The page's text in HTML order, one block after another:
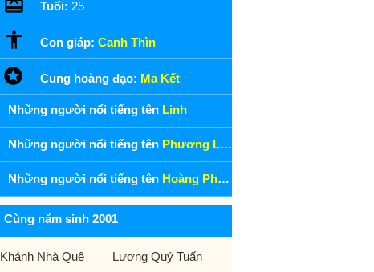
Tuổi: 25
Con giáp: Canh Thìn
Cung hoàng đạo: Ma Kết
Những người nổi tiếng tên Linh
Những người nổi tiếng tên Phương Linh
Những người nổi tiếng tên Hoàng Phương Linh
Cùng năm sinh 2001
Khánh Nhà Quê
Lương Quý Tuấn